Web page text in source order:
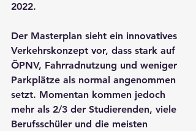
2022.
Der Masterplan sieht ein innovatives
Verkehrskonzept vor, dass stark auf
ÖPNV, Fahrradnutzung und weniger
Parkplätze als normal angenommen
setzt. Momentan kommen jedoch
mehr als 2/3 der Studierenden, viele
Berufsschüler und die meisten